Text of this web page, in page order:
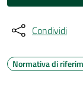
Condividi
Normativa di